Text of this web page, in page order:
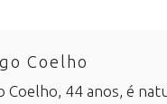
Coelho
Coelho, 44 anos, é